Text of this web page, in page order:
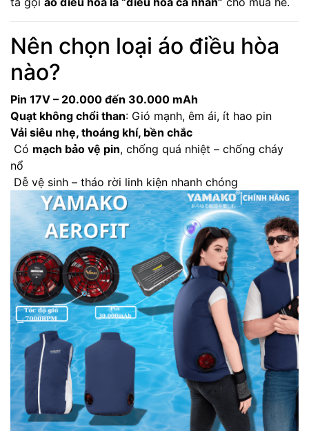
Nên chọn loại áo điều hòa
nào?
Pin 17V – 20.000 đến 30.000 mAh
Quạt không chổi than: Gió mạnh, êm ái, ít hao pin
Vải siêu nhẹ, thoáng khí, bền chắc
Có mạch bảo vệ pin, chống quá nhiệt – chống cháy
nổ
Dễ vệ sinh – tháo rời linh kiện nhanh chóng